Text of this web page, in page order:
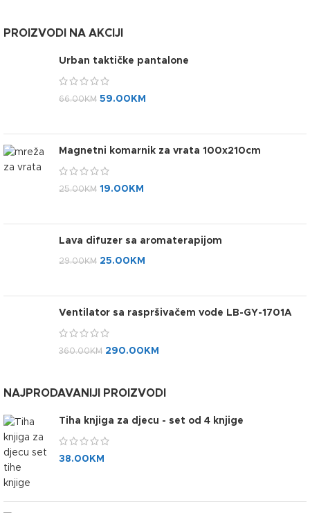
PROIZVODI NA AKCIJI
Urban taktičke pantalone
66.00KM 59.00 KM
Magnetni komarnik za vrata 100x210cm
25.00KM 19.00 KM
Lava difuzer sa aromaterapijom
29.00KM 25.00 KM
Ventilator sa raspršivačem vode LB-GY-1701A
360.00KM 290.00 KM
NAJPRODAVANIJI PROIZVODI
Tiha knjiga za djecu - set od 4 knjige
38.00 KM